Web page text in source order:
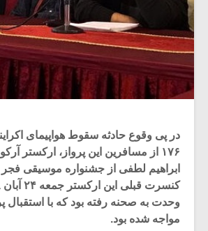
در پی وقوع حادثه سقوط هواپیمای
۱۷۶ از مسافرین این پرواز، ارکستر
ابراهیم لطفی از جشنواره موسیقی
وحدت به صحنه رفته بود که با استقبال
مواجه شده بود.